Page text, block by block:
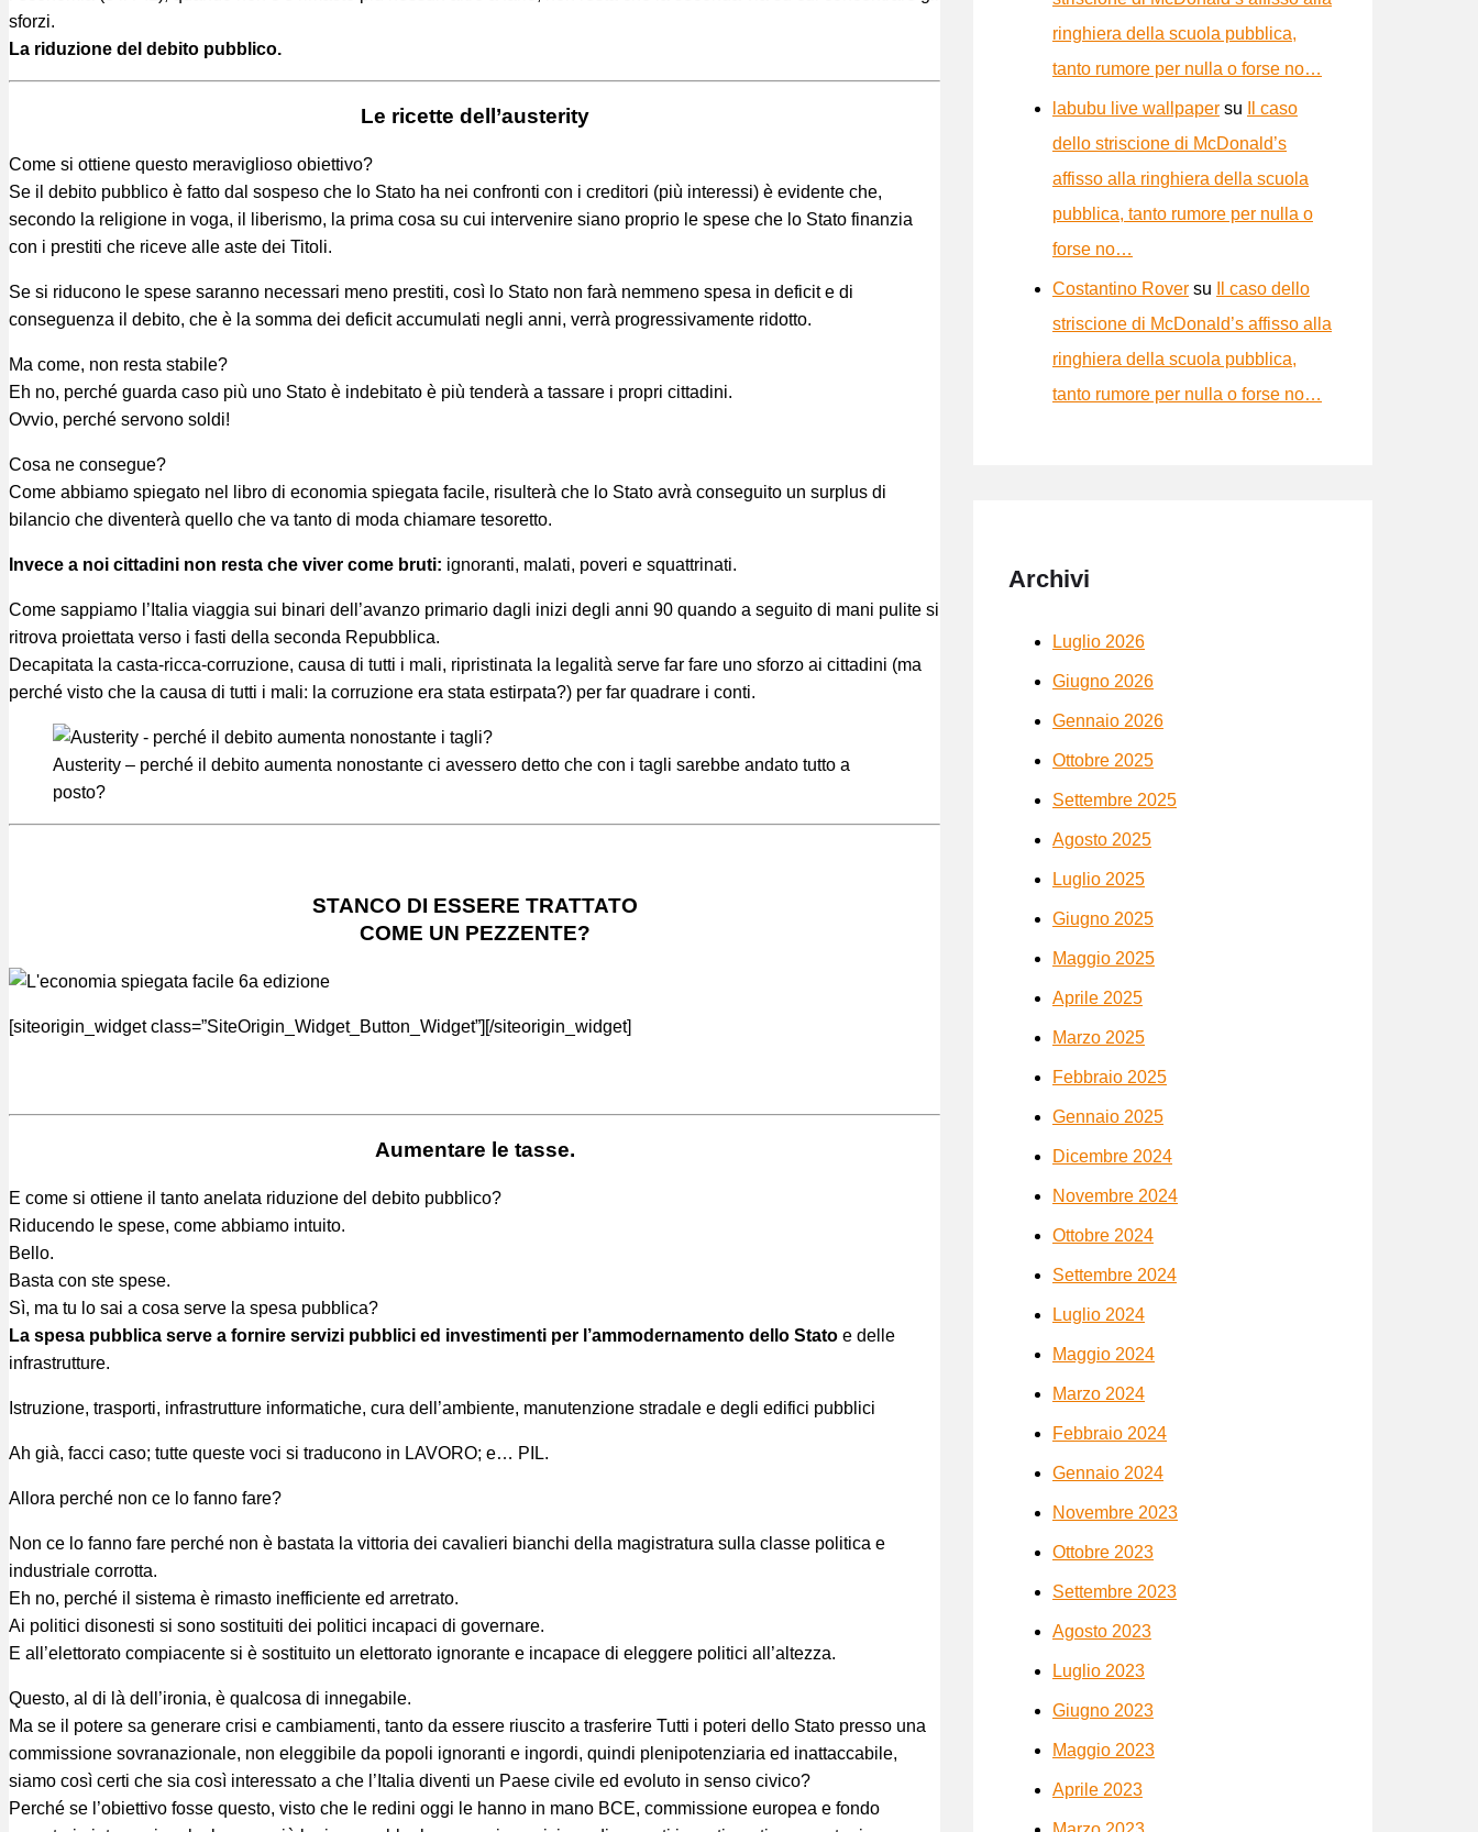
sforzi.
La riduzione del debito pubblico.
Le ricette dell’austerity
Come si ottiene questo meraviglioso obiettivo?
Se il debito pubblico è fatto dal sospeso che lo Stato ha nei confronti con i creditori (più interessi) è evidente che,
secondo la religione in voga, il liberismo, la prima cosa su cui intervenire siano proprio le spese che lo Stato finanzia
con i prestiti che riceve alle aste dei Titoli.
Se si riducono le spese saranno necessari meno prestiti, così lo Stato non farà nemmeno spesa in deficit e di
conseguenza il debito, che è la somma dei deficit accumulati negli anni, verrà progressivamente ridotto.
Ma come, non resta stabile?
Eh no, perché guarda caso più uno Stato è indebitato è più tenderà a tassare i propri cittadini.
Ovvio, perché servono soldi!
Cosa ne consegue?
Come abbiamo spiegato nel libro di economia spiegata facile, risulterà che lo Stato avrà conseguito un surplus di
bilancio che diventerà quello che va tanto di moda chiamare tesoretto.
Invece a noi cittadini non resta che viver come bruti: ignoranti, malati, poveri e squattrinati.
Come sappiamo l’Italia viaggia sui binari dell’avanzo primario dagli inizi degli anni 90 quando a seguito di mani pulite si
ritrova proiettata verso i fasti della seconda Repubblica.
Decapitata la casta-ricca-corruzione, causa di tutti i mali, ripristinata la legalità serve far fare uno sforzo ai cittadini (ma
perché visto che la causa di tutti i mali: la corruzione era stata estirpata?) per far quadrare i conti.
Austerity – perché il debito aumenta nonostante ci avessero detto che con i tagli sarebbe andato tutto a
posto?
STANCO DI ESSERE TRATTATO
COME UN PEZZENTE?
[siteorigin_widget class=”SiteOrigin_Widget_Button_Widget”] [/siteorigin_widget]
Aumentare le tasse.
E come si ottiene il tanto anelata riduzione del debito pubblico?
Riducendo le spese, come abbiamo intuito.
Bello.
Basta con ste spese.
Sì, ma tu lo sai a cosa serve la spesa pubblica?
La spesa pubblica serve a fornire servizi pubblici ed investimenti per l’ammodernamento dello Stato e delle
infrastrutture.
Istruzione, trasporti, infrastrutture informatiche, cura dell’ambiente, manutenzione stradale e degli edifici pubblici
Ah già, facci caso; tutte queste voci si traducono in LAVORO; e… PIL.
Allora perché non ce lo fanno fare?
Non ce lo fanno fare perché non è bastata la vittoria dei cavalieri bianchi della magistratura sulla classe politica e
industriale corrotta.
Eh no, perché il sistema è rimasto inefficiente ed arretrato.
Ai politici disonesti si sono sostituiti dei politici incapaci di governare.
E all’elettorato compiacente si è sostituito un elettorato ignorante e incapace di eleggere politici all’altezza.
Questo, al di là dell’ironia, è qualcosa di innegabile.
Ma se il potere sa generare crisi e cambiamenti, tanto da essere riuscito a trasferire Tutti i poteri dello Stato presso una
commissione sovranazionale, non eleggibile da popoli ignoranti e ingordi, quindi plenipotenziaria ed inattaccabile,
siamo così certi che sia così interessato a che l’Italia diventi un Paese civile ed evoluto in senso civico?
Perché se l’obiettivo fosse questo, visto che le redini oggi le hanno in mano BCE, commissione europea e fondo
ringhiera della scuola pubblica,
tanto rumore per nulla o forse no…
labubu live wallpaper su
Il caso
dello striscione di McDonald’s
affisso alla ringhiera della scuola
pubblica, tanto rumore per nulla o
forse no…
Costantino Rover su
Il caso dello
striscione di McDonald’s affisso alla
ringhiera della scuola pubblica,
tanto rumore per nulla o forse no…
Archivi
Luglio 2026
Giugno 2026
Gennaio 2026
Ottobre 2025
Settembre 2025
Agosto 2025
Luglio 2025
Giugno 2025
Maggio 2025
Aprile 2025
Marzo 2025
Febbraio 2025
Gennaio 2025
Dicembre 2024
Novembre 2024
Ottobre 2024
Settembre 2024
Luglio 2024
Maggio 2024
Marzo 2024
Febbraio 2024
Gennaio 2024
Novembre 2023
Ottobre 2023
Settembre 2023
Agosto 2023
Luglio 2023
Giugno 2023
Maggio 2023
Aprile 2023